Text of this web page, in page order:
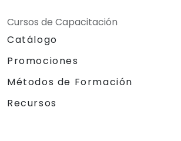
Crear ramas de repositorio
defectos del proyecto junto
equipo.
Asimilar y familiarizarse con
prácticas de programación.
Cursos de Capacitación
Catálogo
Promociones
Métodos de Formación
Recursos